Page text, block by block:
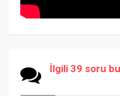
İlgili 39 soru